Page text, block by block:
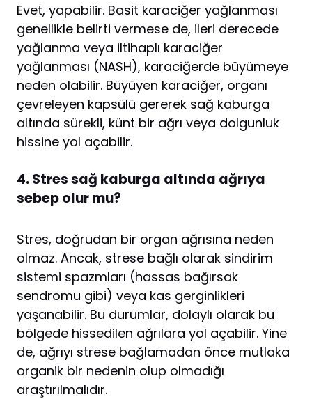
Evet, yapabilir. Basit karaciğer yağlanması
genellikle belirti vermese de, ileri derecede
yağlanma veya iltihaplı karaciğer
yağlanması (NASH), karaciğerde büyümeye
neden olabilir. Büyüyen karaciğer, organı
çevreleyen kapsülü gererek sağ kaburga
altında sürekli, künt bir ağrı veya dolgunluk
hissine yol açabilir.
4. Stres sağ kaburga altında ağrıya
sebep olur mu?
Stres, doğrudan bir organ ağrısına neden
olmaz. Ancak, strese bağlı olarak sindirim
sistemi spazmları (hassas bağırsak
sendromu gibi) veya kas gerginlikleri
yaşanabilir. Bu durumlar, dolaylı olarak bu
bölgede hissedilen ağrılara yol açabilir. Yine
de, ağrıyı strese bağlamadan önce mutlaka
organik bir nedenin olup olmadığı
araştırılmalıdır.